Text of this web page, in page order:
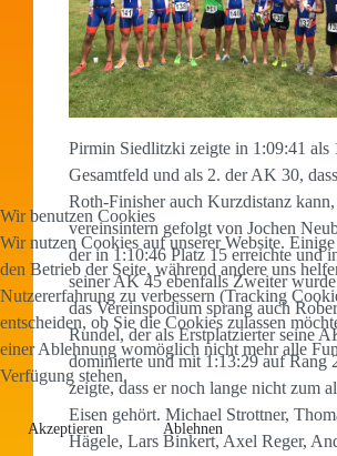
Pirmin Siedlitzki zeigte in 1:09:41 als
Gesamtfeld und als 2. der AK 30,
Roth-Finisher auch Kurzdistanz kann,
vereinsintern gefolgt von Jochen
der in 1:10:46 Platz 15 erreichte und
seiner AK 45 ebenfalls Zweiter
das Vereinspodium sprang auch
Rundel, der als Erstplatzierter seine
dominierte und mit 1:13:29 auf Rang
zeigte, dass er noch lange nicht zum
Eisen gehört. Michael Strottner,
Hägele, Lars Binkert, Axel Reger,
Wir benutzen Cookies
Wir nutzen Cookies auf unserer Website.
den Betrieb der Seite, während andere uns
Nutzererfahrung zu verbessern (Tracking
entscheiden, ob Sie die Cookies zulassen
einer Ablehnung womöglich nicht mehr alle
Verfügung stehen.
Akzeptieren Ablehnen